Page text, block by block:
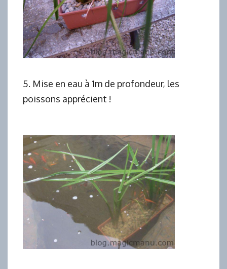
5. Mise en eau à 1m de profondeur, les
poissons apprécient !